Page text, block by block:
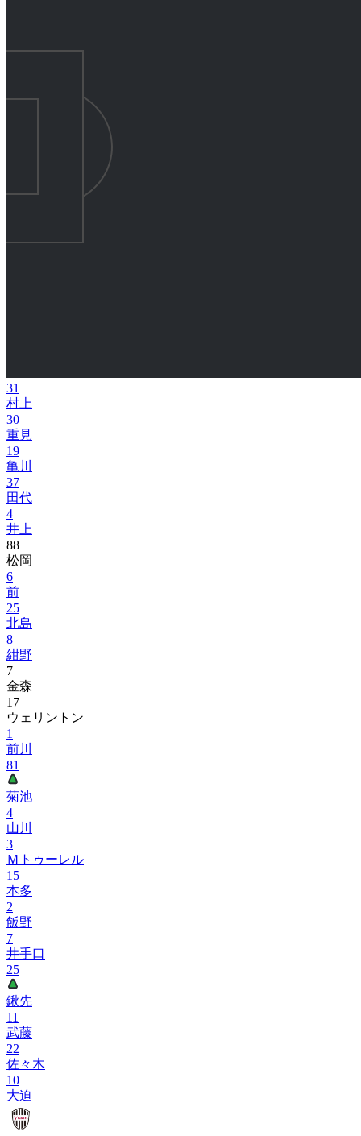
31
村上
30
重見
19
亀川
37
田代
4
井上
88
松岡
6
前
25
北島
8
紺野
7
金森
17
ウェリントン
1
前川
81
菊池
4
山川
3
Ｍトゥーレル
15
本多
2
飯野
7
井手口
25
鍬先
11
武藤
22
佐々木
10
大迫